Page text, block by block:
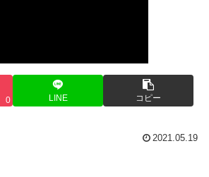
0 LINE コピー
2021.05.19